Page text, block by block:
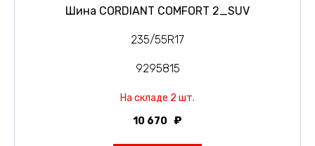
Шина CORDIANT COMFORT 2_SUV
235/55R17
9295815
На складе 2 шт.
10 670